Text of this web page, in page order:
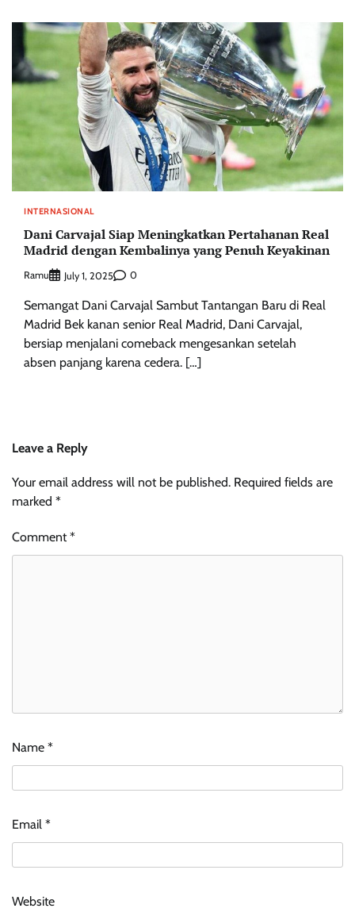
INTERNASIONAL
Dani Carvajal Siap Meningkatkan Pertahanan Real
Madrid dengan Kembalinya yang Penuh Keyakinan
Ramu July 1, 2025 0
Semangat Dani Carvajal Sambut Tantangan Baru di Real
Madrid Bek kanan senior Real Madrid, Dani Carvajal,
bersiap menjalani comeback mengesankan setelah
absen panjang karena cedera. […]
Leave a Reply
Your email address will not be published. Required fields are
marked *
Comment*
Name *
Email *
Website